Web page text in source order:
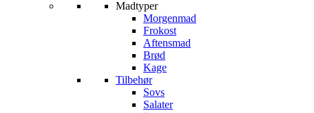
Madtyper
Morgenmad
Frokost
Aftensmad
Brød
Kage
Tilbehør
Sovs
Salater